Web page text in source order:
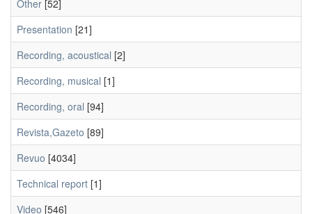
Other [52]
Presentation [21]
Recording, acoustical [2]
Recording, musical [1]
Recording, oral [94]
Revista,Gazeto [89]
Revuo [4034]
Technical report [1]
Video [546]